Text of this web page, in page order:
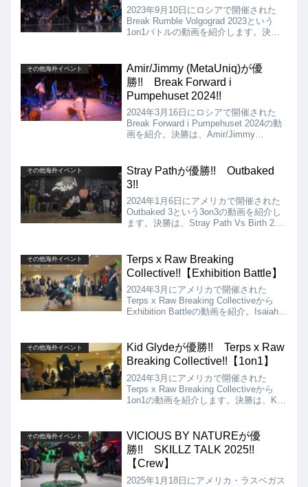
2023年9月10日にロシアで開催された
Break Rumble Volgograd 2023という
1on1バトルの動画を紹介します。決勝
た!!
その他海外イベント
Amir/Jimmy (MetaUniq)が優
勝!! Break Forward i
Pumpehuset 2024!!
2024年3月16日にロシアで開催された
Break Forward i Pumpehuset 2024の動
画を紹介。決勝は、Amir/Jimmy
は、Amir/Jimmy (MetaUniq)が優勝とな
りました!!
その他海外イベント
Stray Pathが優勝!! Outbaked
3!!
2024年1月6日にアメリカで開催された
Outbaked 3という3on3の動画を紹介し
ます。決勝は、Stray Path Vs Birth 2
その他海外イベント
Terps x Raw Breaking
Collective!!【Exhibition Battle】
2024年3月にアメリカで開催された
Terps x Raw Breaking Collectiveから
Exhibition Battleの動画を紹介。Isaiah
が用意されていました!!
その他海外イベント
Kid Glydeが優勝!! Terps x Raw
Breaking Collective!!【1on1】
2024年3月にアメリカで開催された
Terps x Raw Breaking Collectiveから
1on1の動画を紹介します。決勝は、Kid
その他海外イベント
VICIOUS BY NATUREが優
勝!! SKILLZ TALK 2025!!
【Crew】
2025年1月18日にアメリカ・ラスベガス